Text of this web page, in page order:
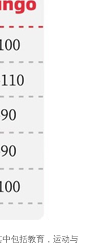
包括教育，运动与